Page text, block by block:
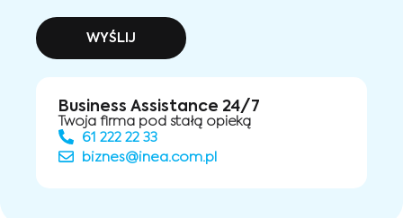
WYŚLIJ
Business Assistance 24/7
Twoja firma pod stałą opieką
61 222 22 33
biznes@inea.com.pl